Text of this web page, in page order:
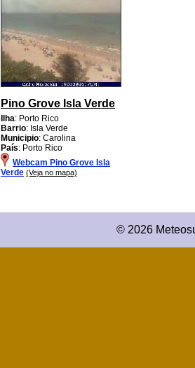
Pino Grove Isla Verde
Ilha: Porto Rico
Barrio: Isla Verde
Municipio: Carolina
País: Porto Rico
Webcam Pino Grove Isla
Verde (Veja no mapa)
© 2026